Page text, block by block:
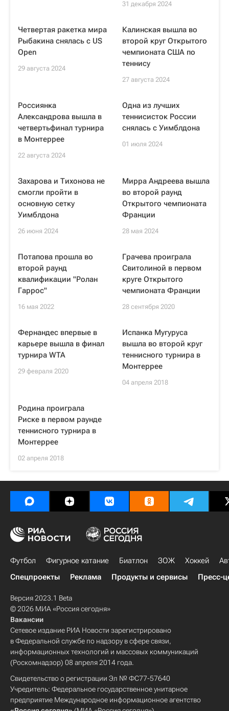
31 декабря 2024
Четвертая ракетка мира
Рыбакина снялась с US
Open
29 августа 2024
Калинская вышла во
второй круг Открытого
чемпионата США по
теннису
27 августа 2024
Россиянка
Александрова вышла в
четвертьфинал турнира
в Монтеррее
22 августа 2024
Одна из лучших
теннисисток России
снялась с Уимблдона
01 июля 2024
Захарова и Тихонова не
смогли пройти в
основную сетку
Уимблдона
26 июня 2024
Мирра Андреева вышла
во второй раунд
Открытого чемпионата
Франции
28 мая 2024
Потапова прошла во
второй раунд
квалификации "Ролан
Гаррос"
16 мая 2022
Грачева проиграла
Свитолиной в первом
круге Открытого
чемпионата Франции
28 сентября 2020
Фернандес впервые в
карьере вышла в финал
турнира WTA
29 февраля 2020
Испанка Мугуруса
вышла во второй круг
теннисного турнира в
Монтеррее
04 апреля 2018
Родина проиграла
Риске в первом раунде
теннисного турнира в
Монтеррее
02 апреля 2018
Футбол Фигурное катание Биатлон ЗОЖ Хоккей
Спецпроекты
Реклама Продукты и сервисы Пресс-
Версия 2023.1 Beta
© 2026 МИА «Россия сегодня»
Вакансии
Сетевое издание РИА Новости зарегистрировано
в Федеральной службе по надзору в сфере связи,
информационных технологий и массовых коммуникаций
(Роскомнадзор) 08 апреля 2014 года.
Свидетельство о регистрации Эл № ФС77-57640
Учредитель: Федеральное государственное унитарное
предприятие Международное информационное агентство